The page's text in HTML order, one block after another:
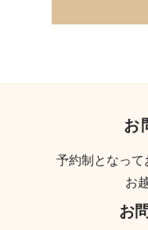
お
予約制となって
お
お